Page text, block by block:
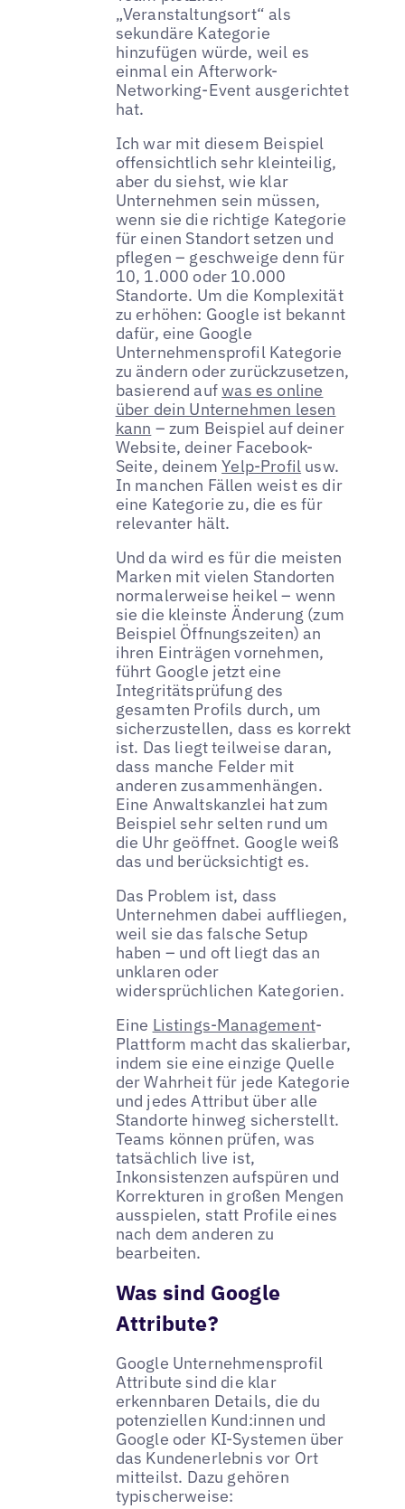
„Veranstaltungsort“ als
sekundäre Kategorie
hinzufügen würde, weil es
einmal ein Afterwork-
Networking-Event ausgerichtet
hat.
Ich war mit diesem Beispiel
offensichtlich sehr kleinteilig,
aber du siehst, wie klar
Unternehmen sein müssen,
wenn sie die richtige Kategorie
für einen Standort setzen und
pflegen – geschweige denn für
10, 1.000 oder 10.000
Standorte. Um die Komplexität
zu erhöhen: Google ist bekannt
dafür, eine Google
Unternehmensprofil Kategorie
zu ändern oder zurückzusetzen,
basierend aufwas es online
über dein Unternehmen lesen
kann – zum Beispiel auf deiner
Website, deiner Facebook-
Seite, deinemYelp-Profil usw.
In manchen Fällen weist es dir
eine Kategorie zu, die es für
relevanter hält.
Und da wird es für die meisten
Marken mit vielen Standorten
normalerweise heikel – wenn
sie die kleinste Änderung (zum
Beispiel Öffnungszeiten) an
ihren Einträgen vornehmen,
führt Google jetzt eine
Integritätsprüfung des
gesamten Profils durch, um
sicherzustellen, dass es korrekt
ist. Das liegt teilweise daran,
dass manche Felder mit
anderen zusammenhängen.
Eine Anwaltskanzlei hat zum
Beispiel sehr selten rund um
die Uhr geöffnet. Google weiß
das und berücksichtigt es.
Das Problem ist, dass
Unternehmen dabei auffliegen,
weil sie das falsche Setup
haben – und oft liegt das an
unklaren oder
widersprüchlichen Kategorien.
Eine Listings-Management-
Plattform macht das skalierbar,
indem sie eine einzige Quelle
der Wahrheit für jede Kategorie
und jedes Attribut über alle
Standorte hinweg sicherstellt.
Teams können prüfen, was
tatsächlich live ist,
Inkonsistenzen aufspüren und
Korrekturen in großen Mengen
ausspielen, statt Profile eines
nach dem anderen zu
bearbeiten.
Was sind Google
Attribute?
Google Unternehmensprofil
Attribute sind die klar
erkennbaren Details, die du
potenziellen Kund:innen und
Google oder KI-Systemen über
das Kundenerlebnis vor Ort
mitteilst. Dazu gehören
typischerweise: